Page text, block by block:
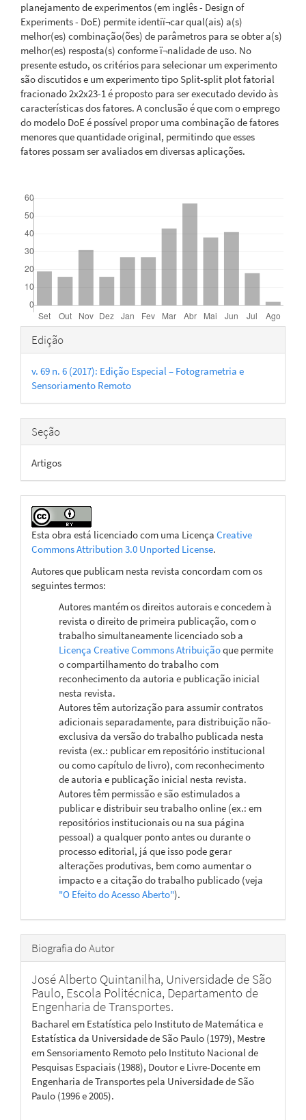
planejamento de experimentos (em inglês - Design of
Experiments - DoE) permite identiï¬car qual(ais) a(s)
melhor(es) combinação(ões) de parâmetros para se obter a(s)
melhor(es) resposta(s) conforme ï¬nalidade de uso. No
presente estudo, os critérios para selecionar um experimento
são discutidos e um experimento tipo Split-split plot fatorial
fracionado 2x2x23-1 é proposto para ser executado devido às
características dos fatores. A conclusão é que com o emprego
do modelo DoE é possível propor uma combinação de fatores
menores que quantidade original, permitindo que esses
fatores possam ser avaliados em diversas aplicações.
Detalhes
do
artigo
Edição
v. 69 n. 6 (2017): Edição Especial – Fotogrametria e
Sensoriamento Remoto
Seção
Artigos
Esta obra está licenciado com uma Licença Creative
Commons Attribution 3.0 Unported License.
Autores que publicam nesta revista concordam com os
seguintes termos:
Autores mantém os direitos autorais e concedem à
revista o direito de primeira publicação, com o
trabalho simultaneamente licenciado sob a
Licença Creative Commons Atribuiçãoque permite
o compartilhamento do trabalho com
reconhecimento da autoria e publicação inicial
nesta revista.
Autores têm autorização para assumir contratos
adicionais separadamente, para distribuição não-
exclusiva da versão do trabalho publicada nesta
revista (ex.: publicar em repositório institucional
ou como capítulo de livro), com reconhecimento
de autoria e publicação inicial nesta revista.
Autores têm permissão e são estimulados a
publicar e distribuir seu trabalho online (ex.: em
repositórios institucionais ou na sua página
pessoal) a qualquer ponto antes ou durante o
processo editorial, já que isso pode gerar
alterações produtivas, bem como aumentar o
impacto e a citação do trabalho publicado (veja
"O Efeito do Acesso Aberto").
Biografia do Autor
José Alberto Quintanilha, Universidade de São
Paulo, Escola Politécnica, Departamento de
Engenharia de Transportes.
Bacharel em Estatística pelo Instituto de Matemática e
Estatística da Universidade de São Paulo (1979), Mestre
em Sensoriamento Remoto pelo Instituto Nacional de
Pesquisas Espaciais (1988), Doutor e Livre-Docente em
Engenharia de Transportes pela Universidade de São
Paulo (1996 e 2005).